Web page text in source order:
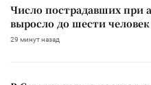
Число пострадавших при
выросло до шести человек
29 минут назад